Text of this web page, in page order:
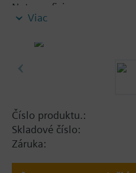
Note on fixing:
Supplied complete with
Viac
Číslo produktu.:
Skladové číslo:
Záruka: